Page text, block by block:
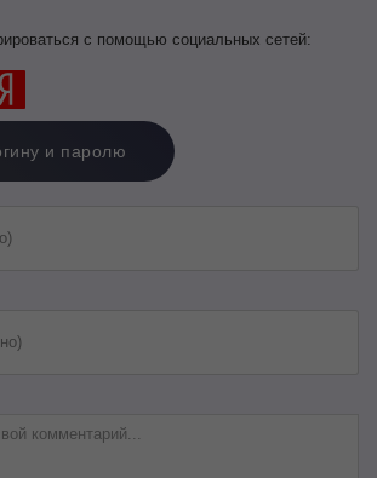
с помощью социальных сетей:
и паролю